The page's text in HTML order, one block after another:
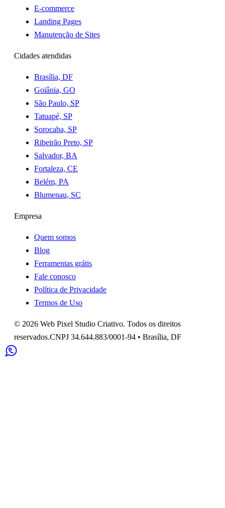
E-commerce
Landing Pages
Manutenção de Sites
Cidades atendidas
Brasília, DF
Goiânia, GO
São Paulo, SP
Tatuapé, SP
Sorocaba, SP
Ribeirão Preto, SP
Salvador, BA
Fortaleza, CE
Belém, PA
Blumenau, SC
Empresa
Quem somos
Blog
Ferramentas grátis
Fale conosco
Política de Privacidade
Termos de Uso
© 2026 Web Pixel Studio Criativo. Todos os direitos
reservados.CNPJ 34.644.883/0001-94 • Brasília, DF